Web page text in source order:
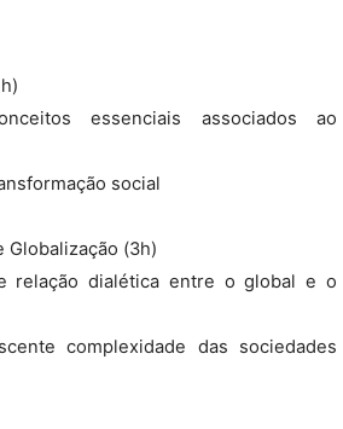
essenciais associados ao
social
Globalização (3h)
relação dialética entre o global e o
complexidade das sociedades